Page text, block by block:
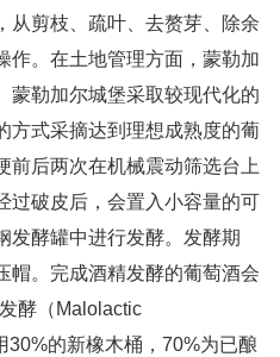
从剪枝、疏叶、去赘芽、除余
作。在土地管理方面，蒙勒加
蒙勒加尔城堡采取较现代化的
方式采摘达到理想成熟度的葡
前后两次在机械震动筛选台上
过破皮后，会置入小容量的可
发酵罐中进行发酵。发酵期
帽。完成酒精发酵的葡萄酒会
酵（Malolactic
30%的新橡木桶，70%为已酿